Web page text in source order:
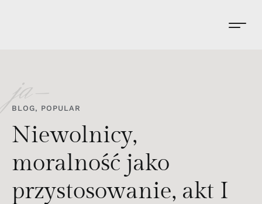
ja-
BLOG, POPULAR
Niewolnicy,
moralność jako
przystosowanie, akt I